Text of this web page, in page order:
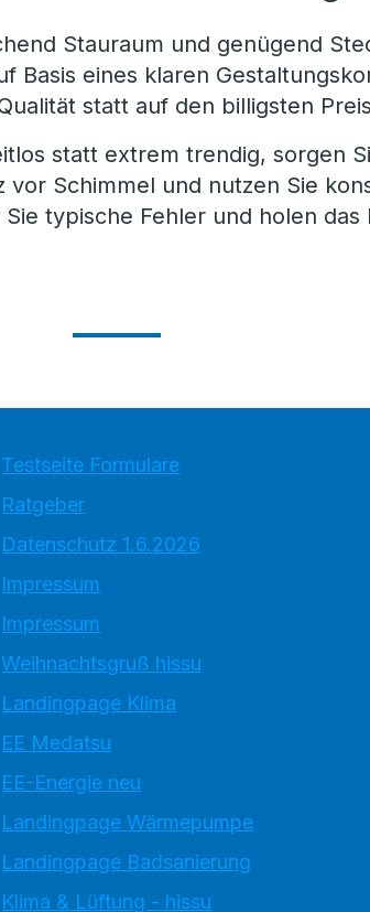
Stauraum und genügend
Basis eines klaren
statt auf den billigsten
statt extrem trendig, sorgen
vor Schimmel und nutzen Sie
typische Fehler und holen das
Testseite Formulare
Ratgeber
Datenschutz 1.6.2026
Impressum
Impressum
Weihnachtsgruß hissu
Landingpage Klima
EE Medatsu
EE-Energie neu
Landingpage Wärmepumpe
Landingpage Badsanierung
Klima & Lüftung - hissu